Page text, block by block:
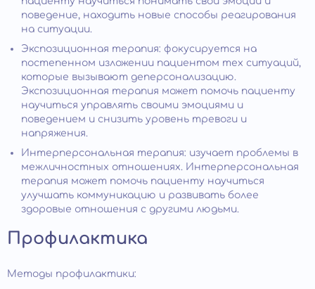
поведение, находить новые способы реагирования
на ситуации.
Экспозиционная терапия: фокусируется на
постепенном изложении пациентом тех ситуаций,
которые вызывают деперсонализацию.
Экспозиционная терапия может помочь пациенту
научиться управлять своими эмоциями и
поведением и снизить уровень тревоги и
напряжения.
Интерперсональная терапия: изучает проблемы в
межличностных отношениях. Интерперсональная
терапия может помочь пациенту научиться
улучшать коммуникацию и развивать более
здоровые отношения с другими людьми.
Профилактика
Методы профилактики: